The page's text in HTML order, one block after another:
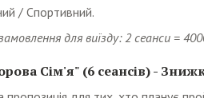
/ Спортивний.
для виїзду: 2 сеанси =
Сім'я" (6 сеансів) -